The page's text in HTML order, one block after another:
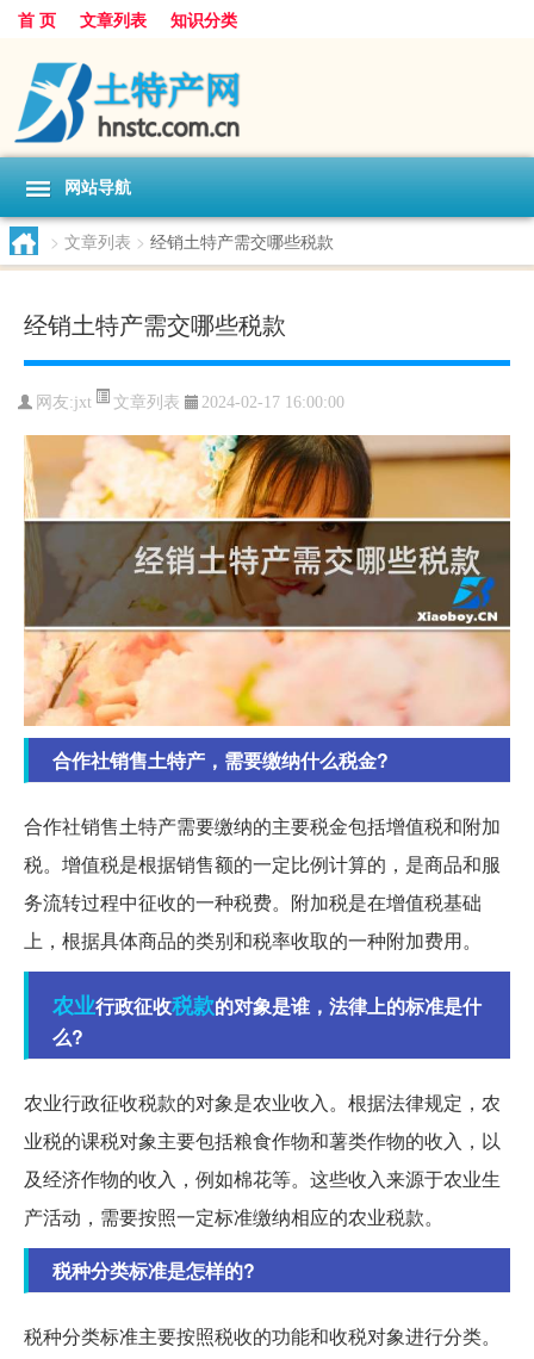
首 页 文章列表 知识分类
网站导航
> 文章列表 > 经销土特产需交哪些税款
经销土特产需交哪些税款
网友:jxt 文章列表 2024-02-17 16:00:00
合作社销售土特产，需要缴纳什么税金?
合作社销售土特产需要缴纳的主要税金包括增值税和附加
税。增值税是根据销售额的一定比例计算的，是商品和服
务流转过程中征收的一种税费。附加税是在增值税基础
上，根据具体商品的类别和税率收取的一种附加费用。
农业行政征收税款的对象是谁，法律上的标准是什
么?
农业行政征收税款的对象是农业收入。根据法律规定，农
业税的课税对象主要包括粮食作物和薯类作物的收入，以
及经济作物的收入，例如棉花等。这些收入来源于农业生
产活动，需要按照一定标准缴纳相应的农业税款。
税种分类标准是怎样的?
税种分类标准主要按照税收的功能和收税对象进行分类。